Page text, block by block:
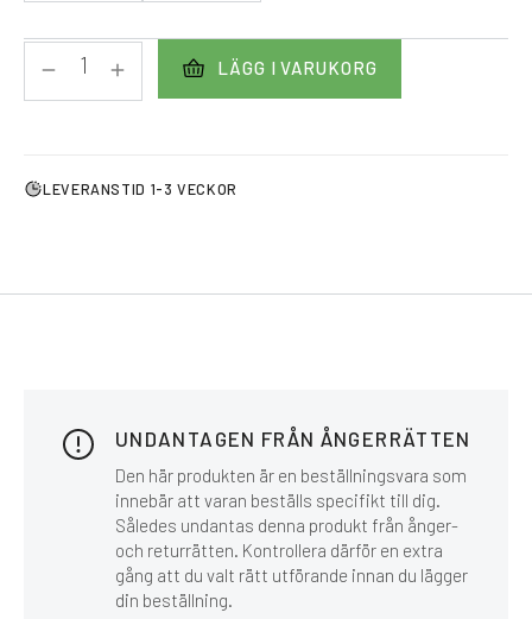
LÄGG I VARUKORG
LEVERANSTID 1-3 VECKOR
UNDANTAGEN FRÅN ÅNGERRÄTTEN
Den här produkten är en beställningsvara som
innebär att varan beställs specifikt till dig.
Således undantas denna produkt från ånger-
och returrätten. Kontrollera därför en extra
gång att du valt rätt utförande innan du lägger
din beställning.